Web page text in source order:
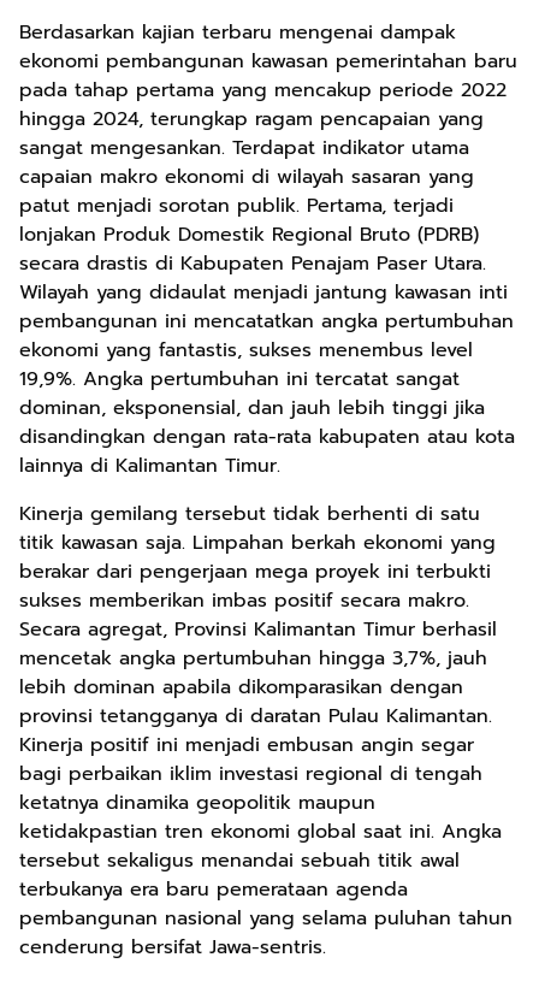
Berdasarkan kajian terbaru mengenai dampak
ekonomi pembangunan kawasan pemerintahan baru
pada tahap pertama yang mencakup periode 2022
hingga 2024, terungkap ragam pencapaian yang
sangat mengesankan. Terdapat indikator utama
capaian makro ekonomi di wilayah sasaran yang
patut menjadi sorotan publik. Pertama, terjadi
lonjakan Produk Domestik Regional Bruto (PDRB)
secara drastis di Kabupaten Penajam Paser Utara.
Wilayah yang didaulat menjadi jantung kawasan inti
pembangunan ini mencatatkan angka pertumbuhan
ekonomi yang fantastis, sukses menembus level
19,9%. Angka pertumbuhan ini tercatat sangat
dominan, eksponensial, dan jauh lebih tinggi jika
disandingkan dengan rata-rata kabupaten atau kota
lainnya di Kalimantan Timur.
Kinerja gemilang tersebut tidak berhenti di satu
titik kawasan saja. Limpahan berkah ekonomi yang
berakar dari pengerjaan mega proyek ini terbukti
sukses memberikan imbas positif secara makro.
Secara agregat, Provinsi Kalimantan Timur berhasil
mencetak angka pertumbuhan hingga 3,7%, jauh
lebih dominan apabila dikomparasikan dengan
provinsi tetangganya di daratan Pulau Kalimantan.
Kinerja positif ini menjadi embusan angin segar
bagi perbaikan iklim investasi regional di tengah
ketatnya dinamika geopolitik maupun
ketidakpastian tren ekonomi global saat ini. Angka
tersebut sekaligus menandai sebuah titik awal
terbukanya era baru pemerataan agenda
pembangunan nasional yang selama puluhan tahun
cenderung bersifat Jawa-sentris.